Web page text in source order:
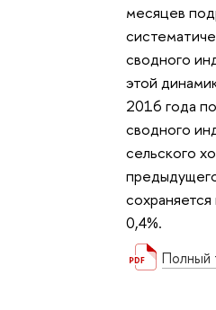
месяцев
сводного
этой
2016 года
сводного
сельского
0,4%.
Полный